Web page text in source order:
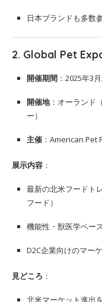
日本ブランドも多数
2. Global Pet
開催期間 ：2025年3
開催地：オーランド
ー）
主催 ：American Pet
展示内容 ：
最新の北米フードト
フード）
機能性・獣医学ベー
D2C企業向けのマー
見どころ ：
北米マーケット進出